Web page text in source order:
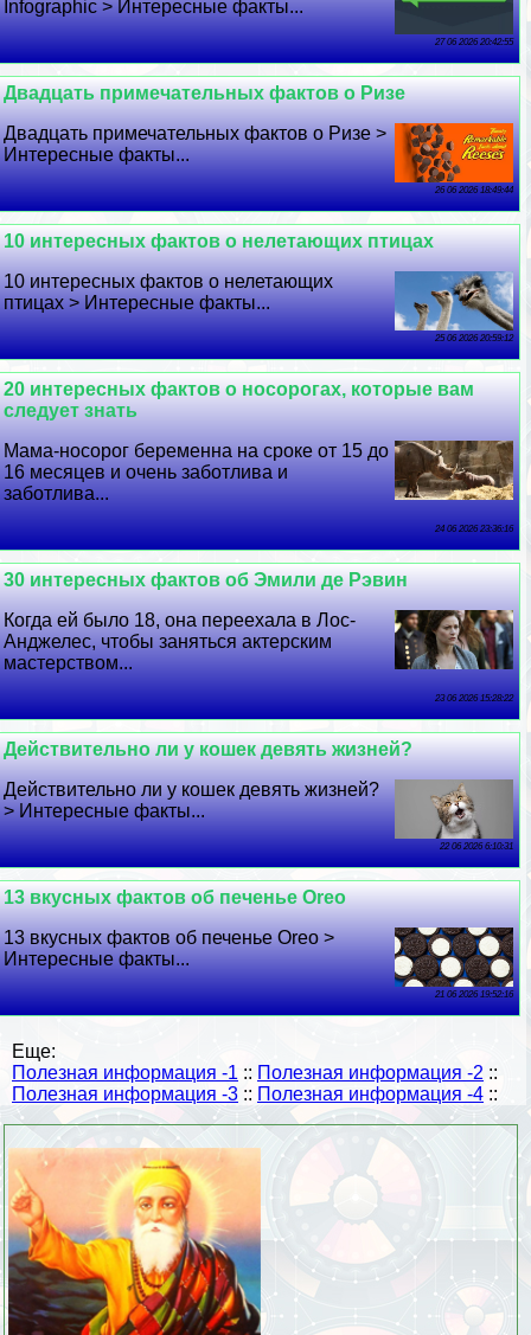
Infographic > Интересные факты...
27 06 2026 20:42:55
Двадцать примечательных фактов о Ризе
Двадцать примечательных фактов о Ризе >
Интересные факты...
26 06 2026 18:49:44
10 интересных фактов о нелетающих птицах
10 интересных фактов о нелетающих
птицах > Интересные факты...
25 06 2026 20:59:12
20 интересных фактов о носорогах, которые вам
следует знать
Мама-носорог беременна на сроке от 15 до
16 месяцев и очень заботлива и
заботлива...
24 06 2026 23:36:16
30 интересных фактов об Эмили де Рэвин
Когда ей было 18, она переехала в Лос-
Анджелес, чтобы заняться актерским
мастерством...
23 06 2026 15:28:22
Действительно ли у кошек девять жизней?
Действительно ли у кошек девять жизней?
> Интересные факты...
22 06 2026 6:10:31
13 вкусных фактов об печенье Oreo
13 вкусных фактов об печенье Oreo >
Интересные факты...
21 06 2026 19:52:16
Еще:
Полезная информация -1 :: Полезная информация -2 ::
Полезная информация -3 :: Полезная информация -4 ::